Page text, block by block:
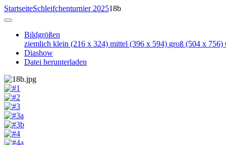
StartseiteSchleifchenturnier 202518b
Bildgrößen
ziemlich klein (216 x 324) mittel (396 x 594) groß (504 x 756)
Diashow
Datei herunterladen